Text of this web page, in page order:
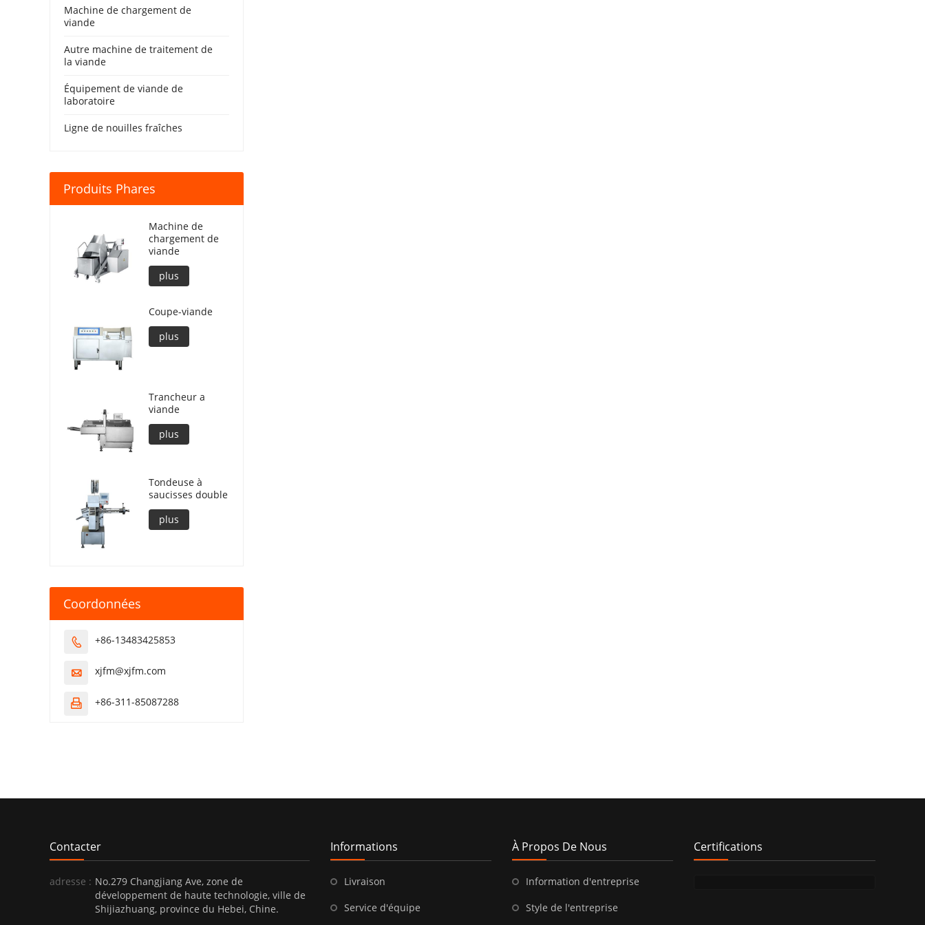
Machine de chargement de
viande
Autre machine de traitement de
la viande
Équipement de viande de
laboratoire
Ligne de nouilles fraîches
Produits Phares
Machine de
chargement de
viande
plus
Coupe-viande
plus
Trancheur a
viande
plus
Tondeuse à
saucisses double
plus
Coordonnées
 +86-13483425853
 xjfm@xjfm.com
 +86-311-85087288
Contacter
adresse : No.279 Changjiang Ave, zone de
développement de haute technologie, ville de
Shijiazhuang, province du Hebei, Chine.
Informations
Livraison
Service d'équipe
À Propos De Nous
Information d'entreprise
Style de l'entreprise
Certifications